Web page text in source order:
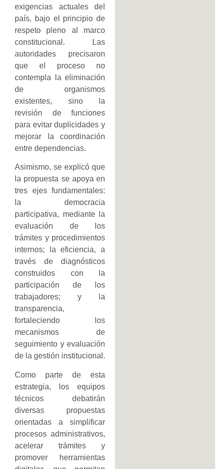
exigencias actuales del
país, bajo el principio de
respeto pleno al marco
constitucional. Las
autoridades precisaron
que el proceso no
contempla la eliminación
de organismos
existentes, sino la
revisión de funciones
para evitar duplicidades y
mejorar la coordinación
entre dependencias.
Asimismo, se explicó que
la propuesta se apoya en
tres ejes fundamentales:
la democracia
participativa, mediante la
evaluación de los
trámites y procedimientos
internos; la eficiencia, a
través de diagnósticos
construidos con la
participación de los
trabajadores; y la
transparencia,
fortaleciendo los
mecanismos de
seguimiento y evaluación
de la gestión institucional.
Como parte de esta
estrategia, los equipos
técnicos debatirán
diversas propuestas
orientadas a simplificar
procesos administrativos,
acelerar trámites y
promover herramientas